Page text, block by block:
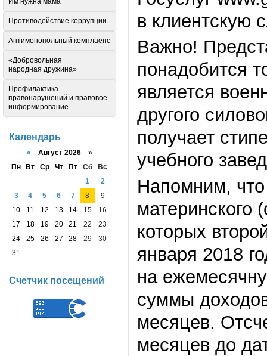
в клиентскую
Важно!
понадобится
является
другого
получает
учебного
Напомним,
материнского
которых
января 2018
на
суммы
месяцев.
месяцев до
Противодействие коррупции
Антимонопольный комплаенс
«Добровольная
народная дружина»
Профилактика
правонарушений и правовое
информирование
Календарь
« Август 2026 »
Пн
Вт Ср Чт Пт Сб
Вс
1
2
3
4 5 6 7 8
9
10
11 12 13 14 15
16
17
18 19 20 21 22
23
24
25 26 27 28 29
30
31
Счетчик посещений